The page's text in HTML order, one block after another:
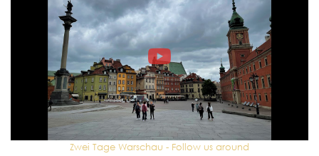
Zwei Tage Warschau - Follow us around